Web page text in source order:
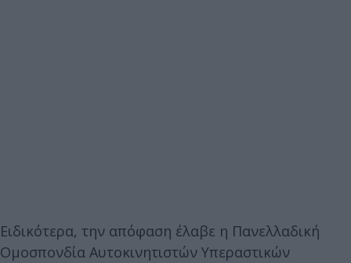
Ειδικότερα, την απόφαση έλαβε η Πανελλαδική
Ομοσπονδία Αυτοκινητιστών Υπεραστικών